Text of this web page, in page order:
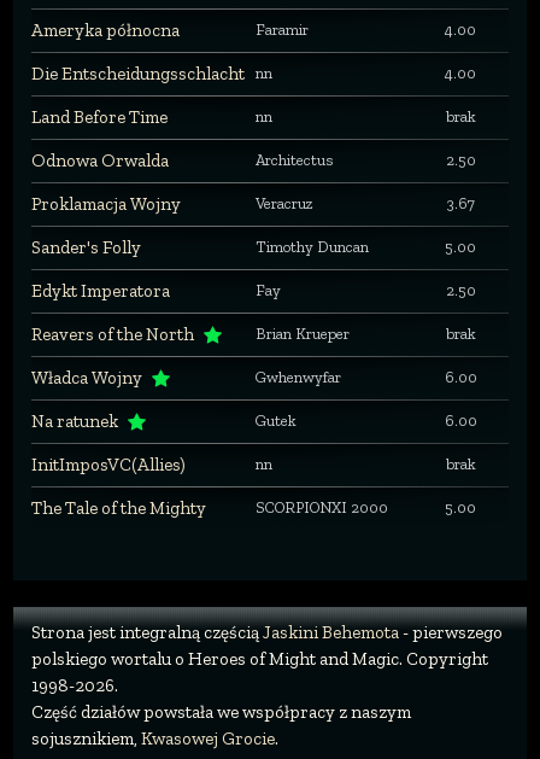
Ameryka północna Faramir 4.00
Die Entscheidungsschlacht nn 4.00
Land Before Time nn brak
Odnowa Orwalda Architectus 2.50
Proklamacja Wojny Veracruz 3.67
Sander's Folly Timothy Duncan 5.00
Edykt Imperatora Fay 2.50
Reavers of the North Brian Krueper brak
Władca Wojny Gwhenwyfar 6.00
Na ratunek Gutek 6.00
InitImposVC(Allies) nn brak
The Tale of the Mighty SCORPIONXI 2000 5.00
Strona jest integralną częściąJaskini Behemota- pierwszego
polskiego wortalu o Heroes of Might and Magic. Copyright
1998-2026.
Część działów powstała we współpracy z naszym
sojusznikiem, Kwasowej Grocie.